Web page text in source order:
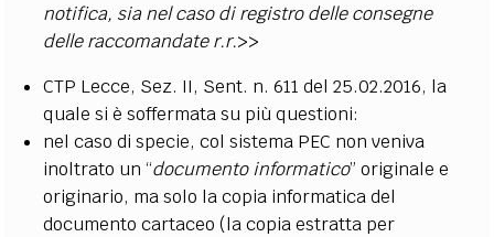
notifica, sia nel caso di registro delle consegne
delle raccomandate r.r.>>
CTP Lecce, Sez. II, Sent. n. 611 del 25.02.2016, la
quale si è soffermata su più questioni:
nel caso di specie, col sistema PEC non veniva
inoltrato un “documento informatico” originale e
originario, ma solo la copia informatica del
documento cartaceo (la copia estratta per